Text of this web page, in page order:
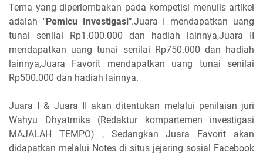
Tema yang diperlombakan pada kompetisi menulis artikel
adalah "Pemicu Investigasi".Juara I mendapatkan uang
tunai senilai Rp1.000.000 dan hadiah lainnya,Juara II
mendapatkan uang tunai senilai Rp750.000 dan hadiah
lainnya,Juara Favorit mendapatkan uang tunai senilai
Rp500.000 dan hadiah lainnya.
Juara I & Juara II akan ditentukan melalui penilaian juri
Wahyu Dhyatmika (Redaktur kompartemen investigasi
MAJALAH TEMPO) , Sedangkan Juara Favorit akan
didapatkan melalui Notes di situs jejaring sosial Facebook